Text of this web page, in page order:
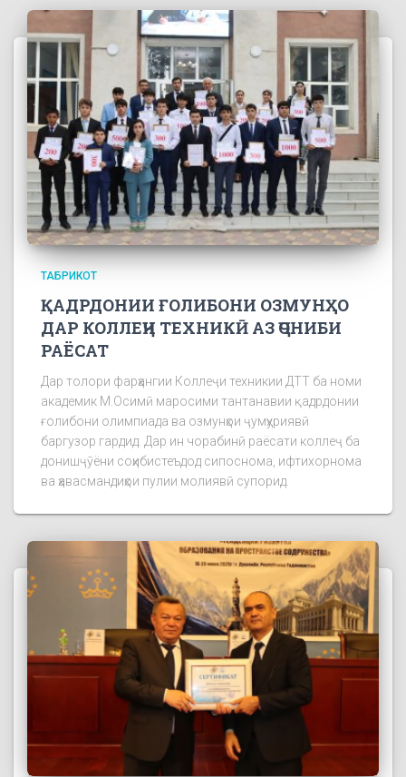
ТАБРИКОТ
ҚАДРДОНИИ ҒОЛИБОНИ ОЗМУНҲО
ДАР КОЛЛЕҶИ ТЕХНИКӢ АЗ ҶОНИБИ
РАЁСАТ
Дар толори фарҳангии Коллеҷи техникии ДТТ ба номи
академик М.Осимӣ маросими тантанавии қадрдонии
ғолибони олимпиада ва озмунҳои ҷумҳуриявӣ
баргузор гардид. Дар ин чорабинӣ раёсати коллеҷ ба
донишҷӯёни соҳибистеъдод сипоснома, ифтихорнома
ва ҳавасмандиҳои пулии молиявӣ супорид.